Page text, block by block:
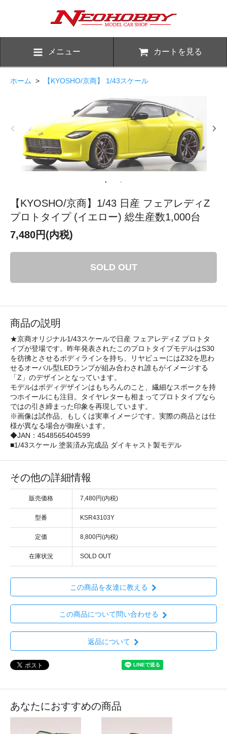
メニュー カートを見る
ホーム > 【KYOSHO/京商】 1/43スケール
【KYOSHO/京商】1/43 日産 フェアレディZ
プロトタイプ (イエロー) 総生産数1,000台
7,480円(内税)
SOLD OUT
商品の説明
★京商オリジナル1/43スケールで日産 フェアレディZ プロトタ
イプが登場です。昨年発表されたこのプロトタイプモデルはS30
を彷彿とさせるボディラインを持ち、リヤビューにはZ32を思わ
せるオーバル型LEDランプが組み合わされ誰もがイメージする
「Z」のデザインとなっています。
モデルはボディデザインはもちろんのこと、繊細なスポークを持
つホイールにも注目。タイヤレターも相まってプロトタイプなら
ではの引き締まった印象を再現しています。
※画像は試作品、もしくは実車イメージです。実際の商品とは仕
様が異なる場合が御座います。
◆JAN：4548565404599
■1/43スケール 塗装済み完成品 ダイキャスト製モデル
その他の詳細情報
販売価格 7,480円(内税)
型番 KSR43103Y
定価 8,800円(内税)
在庫状況 SOLD OUT
この商品を友達に教える
この商品について問い合わせる
返品について
あなたにおすすめの商品